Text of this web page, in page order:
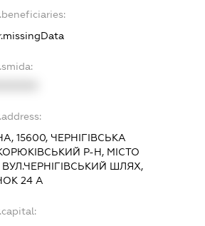
15600, ЧЕРНІГІВСЬКА
Р-Н, МІСТО
ШЛЯХ,
24 А